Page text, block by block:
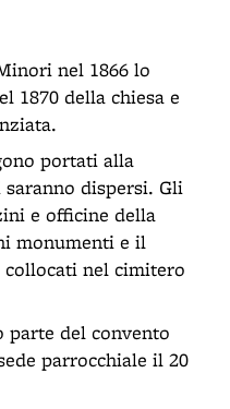
nel 1866 lo
1870 della chiesa e
portati alla
dispersi. Gli
e officine della
monumenti e il
collocati nel cimitero
parte del convento
parrocchiale il 20